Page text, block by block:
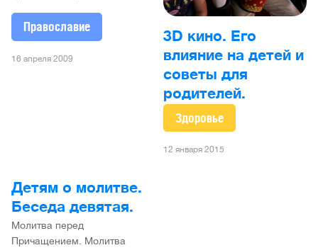
Православие
16 апреля 2009
3D кино. Его
влияние на детей и
советы для
родителей.
Здоровье
12 января 2015
Детям о молитве.
Беседа девятая.
Молитва перед
Причащением. Молитва